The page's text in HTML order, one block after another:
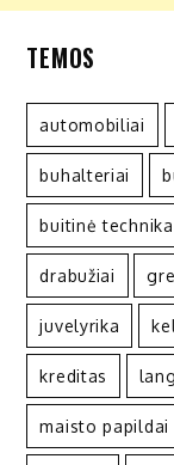
TEMOS
automobiliai
buhalteriai
buitinė technika
drabužiai
juvelyrika
kreditas
maisto papildai